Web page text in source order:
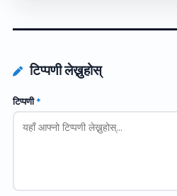
टिप्पणी लेख्नुहोस्
टिप्पणी*